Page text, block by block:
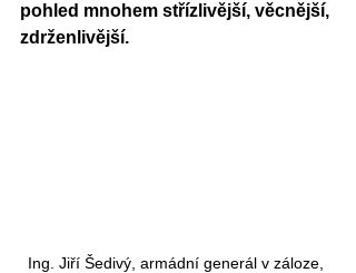
pohled mnohem střízlivější, věcnější,
zdrženlivější.
Ing. Jiří Šedivý, armádní generál v záloze,